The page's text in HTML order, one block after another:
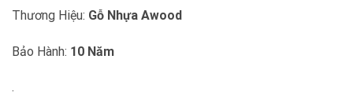
Thương Hiệu: Gỗ Nhựa Awood
Bảo Hành: 10 Năm
.